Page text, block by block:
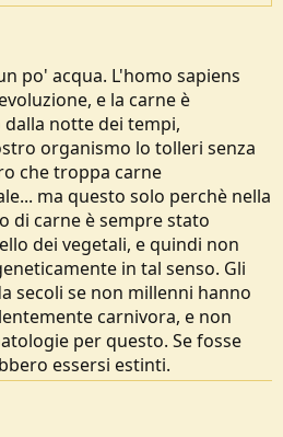
po' acqua. L'homo sapiens
e la carne è
notte dei tempi,
organismo lo tolleri senza
che troppa carne
ma questo solo perchè nella
di carne è sempre stato
dei vegetali, e quindi non
in tal senso. Gli
secoli se non millenni hanno
carnivora, e non
per questo. Se fosse
essersi estinti.